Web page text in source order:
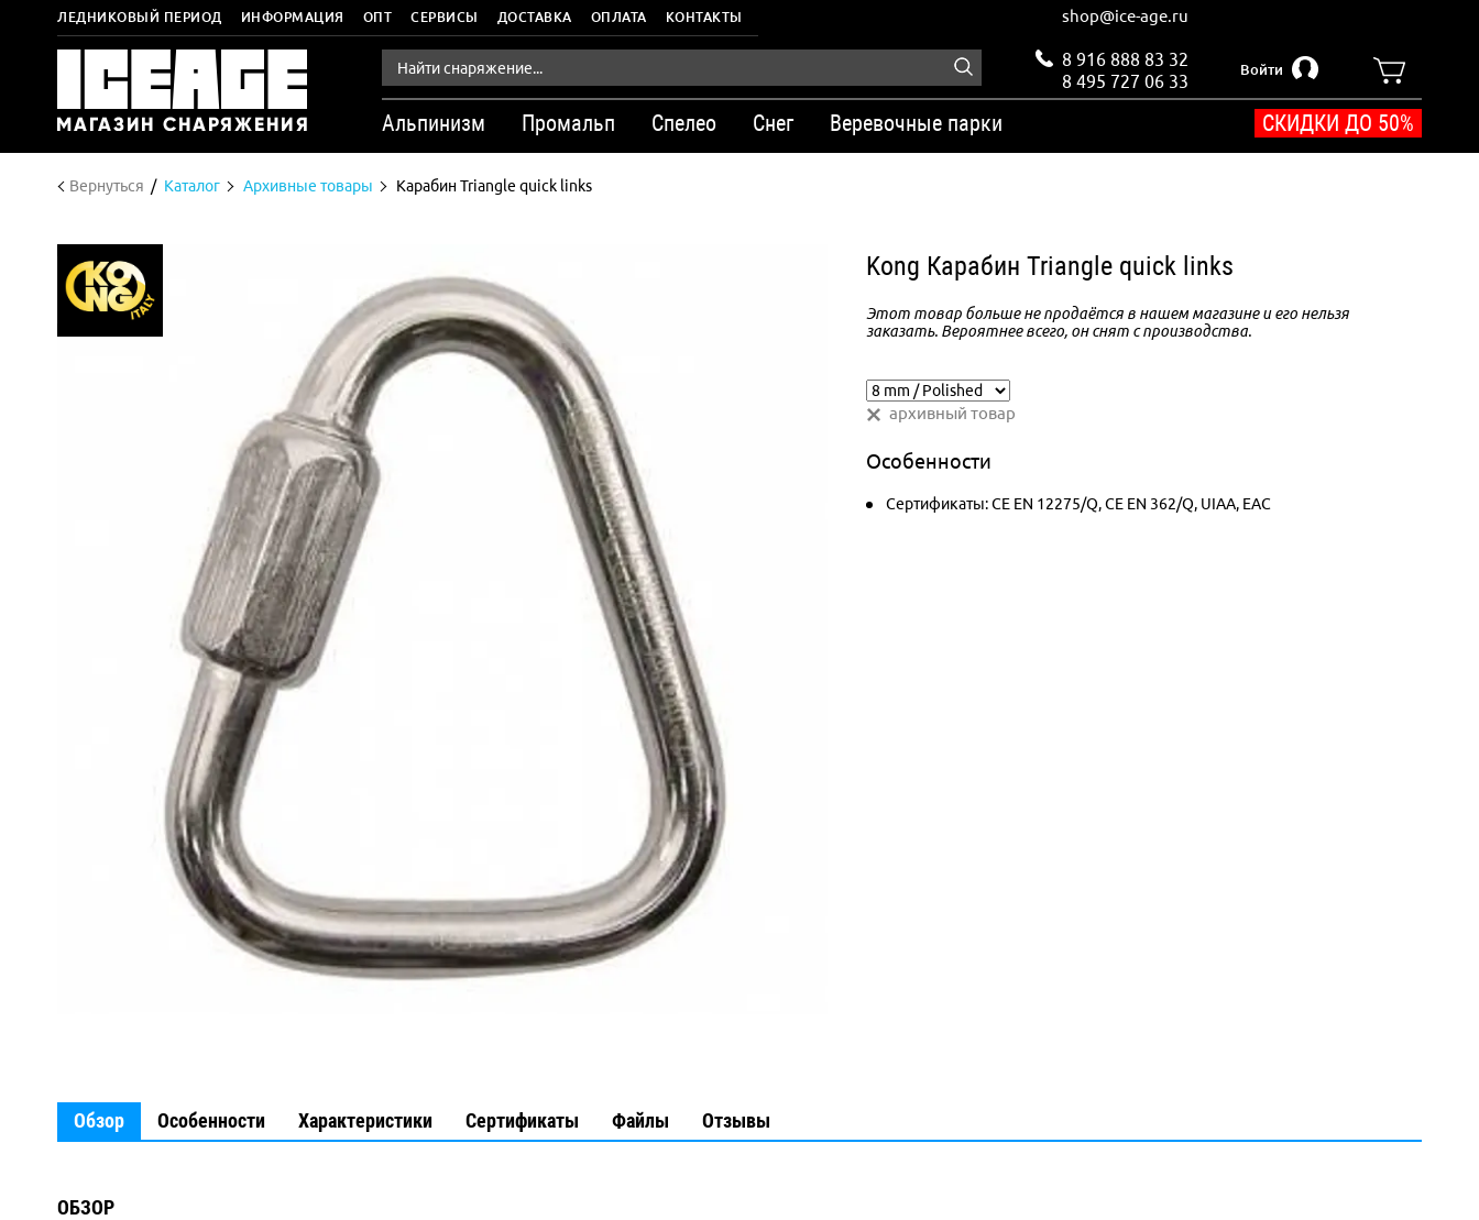
ЛЕДНИКОВЫЙ ПЕРИОД ИНФОРМАЦИЯ ОПТ СЕРВИСЫ ДОСТАВКА ОПЛАТА КОНТАКТЫ shop@ice-age.ru
8 916 888 83 32
8 495 727 06 33
Войти
Альпинизм Промальп Спелео Снег Веревочные парки СКИДКИ ДО 50%
Вернуться Каталог Архивные товары Карабин Triangle quick links
Kong Карабин Triangle quick links
Этот товар больше не продаётся в нашем магазине и его нельзя
заказать. Вероятнее всего, он снят с производства.
архивный товар
Особенности
Сертификаты:CE EN 12275/Q,CE EN 362/Q, UIAA, ЕАС
Обзор Особенности Характеристики Сертификаты Файлы Отзывы
ОБЗОР